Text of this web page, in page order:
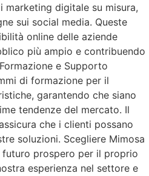
marketing digitale su misura,
sui social media. Queste
online delle aziende
più ampio e contribuendo
e Supporto
di formazione per il
garantendo che siano
tendenze del mercato. Il
che i clienti possano
soluzioni. Scegliere Mimosa
prospero per il proprio
esperienza nel settore e